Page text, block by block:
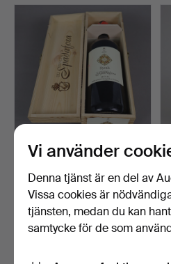
VIN - 2008 SYRAH DEI
PRINCIPI DI SPADAFORA…
Klubbades 21 aug 2025
1 bud
47 USD
Vi använder
Denna tjänst är en del av
Vissa cookies är
tjänsten, medan du kan
samtycke för de som